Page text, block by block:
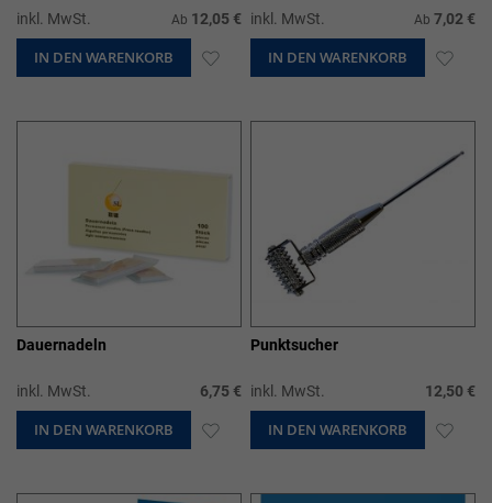
inkl. MwSt.
Ab 12,05 €
IN DEN WARENKORB ZUR
inkl. MwSt. Ab 7,02 €
IN DEN WARENKORB ZUR
Dauernadeln
inkl. MwSt. 6,75 €
IN DEN WARENKORB ZUR
Punktsucher
inkl. MwSt. 12,50 €
IN DEN WARENKORB ZUR